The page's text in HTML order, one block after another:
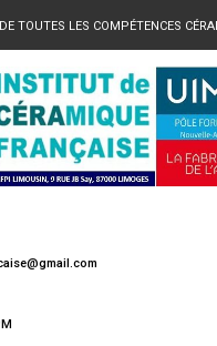
TOUTES LES COMPÉTENCES